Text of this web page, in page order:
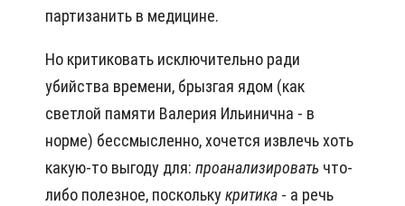
партизанить в медицине.
Но критиковать исключительно ради
убийства времени, брызгая ядом (как
светлой памяти Валерия Ильинична - в
норме) бессмысленно, хочется извлечь хоть
какую-то выгоду для: проанализировать что-
либо полезное, посколькукритика - а речь